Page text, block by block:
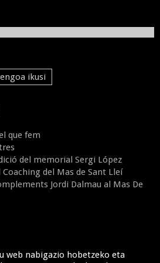
ikusi
que fem
del memorial Sergi López
del Mas de Sant Lleí
Jordi Dalmau al Mas De
web nabigazio hobetzeko eta